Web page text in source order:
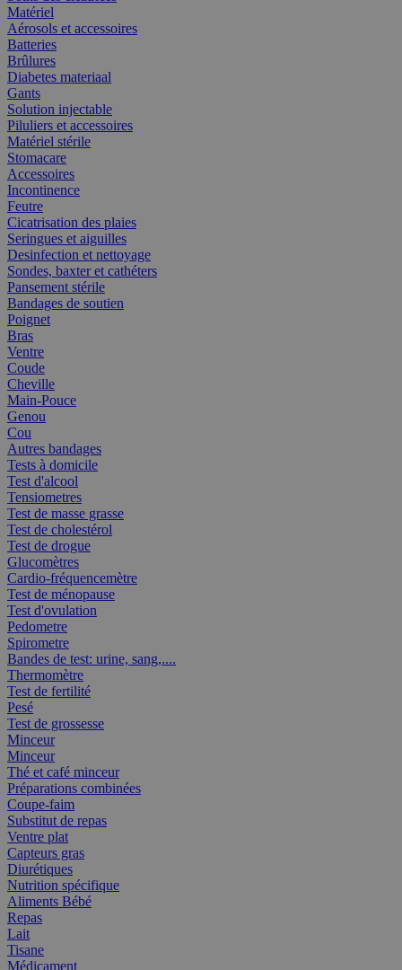
Matériel
Aérosols et accessoires
Batteries
Brûlures
Diabetes materiaal
Gants
Solution injectable
Piluliers et accessoires
Matériel stérile
Stomacare
Accessoires
Incontinence
Feutre
Cicatrisation des plaies
Seringues et aiguilles
Desinfection et nettoyage
Sondes, baxter et cathéters
Pansement stérile
Bandages de soutien
Poignet
Bras
Ventre
Coude
Cheville
Main-Pouce
Genou
Cou
Autres bandages
Tests à domicile
Test d'alcool
Tensiometres
Test de masse grasse
Test de cholestérol
Test de drogue
Glucomètres
Cardio-fréquencemètre
Test de ménopause
Test d'ovulation
Pedometre
Spirometre
Bandes de test: urine, sang,....
Thermomètre
Test de fertilité
Pesé
Test de grossesse
Minceur
Minceur
Thé et café minceur
Préparations combinées
Coupe-faim
Substitut de repas
Ventre plat
Capteurs gras
Diurétiques
Nutrition spécifique
Aliments Bébé
Repas
Lait
Tisane
Médicament